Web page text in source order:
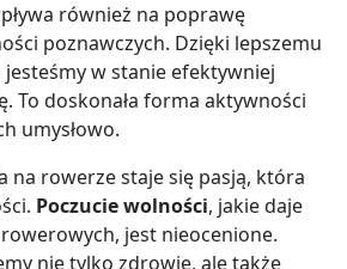
również na poprawę
poznawczych. Dzięki lepszemu
w stanie efektywniej
To doskonała forma aktywności
umysłowo.
na rowerze staje się pasją, która
Poczucie wolności, jakie daje
jest nieocenione.
nie tylko zdrowie, ale także